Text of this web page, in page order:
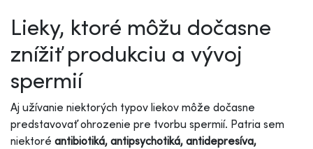
Lieky, ktoré môžu dočasne
znížiť produkciu a vývoj
spermií
Aj užívanie niektorých typov liekov môže dočasne
predstavovať ohrozenie pre tvorbu spermií. Patria sem
niektoré antibiotiká, antipsychotiká, antidepresíva,